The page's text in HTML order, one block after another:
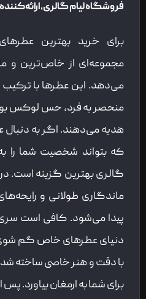
فروشگاه لیام گالری، ارائه‌کننده
برای خرید بهترین
مجموعه‌ای از خاص‌ترین و
می‌دهد. این عطرها با ترکیب
منحصر به فرد، حس لوکس
هدیه می‌دهند. اگر به دنبال
که بتواند شخصیت شما را به
گالری بهترین گزینه است. در
ماندگاری طولانی و
پیدا می‌شود. کافی است سری
دنیای عطرهای خاص گم شوی.
با دقت و هنر خاصی ساخته شده
برای شما به ارمغان بیاورد. پس